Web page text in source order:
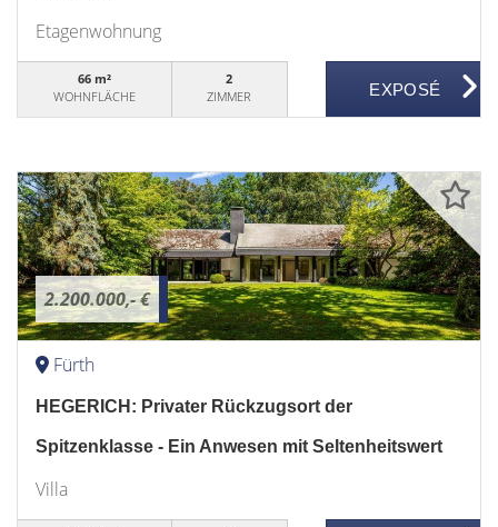
Etagenwohnung
66 m²
WOHNFLÄCHE
2
ZIMMER
2.200.000,- €
Fürth
HEGERICH: Privater Rückzugsort der
Spitzenklasse - Ein Anwesen mit Seltenheitswert
Villa